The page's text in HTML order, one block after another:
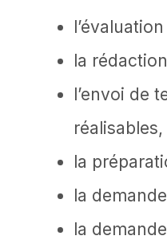
la
l’envoi de
réalisables,
la
la
la